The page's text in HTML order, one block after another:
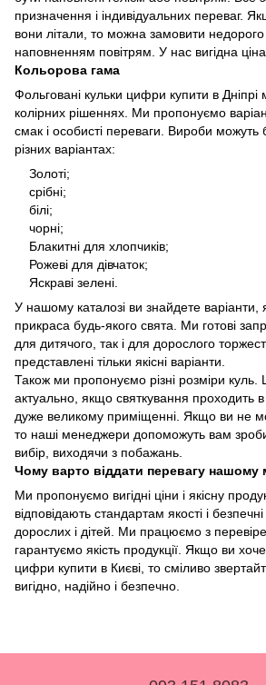
призначення і індивідуальних переваг.
вони літали, то можна замовити недорого
наповненням повітрям. У нас вигідна ціна
Кольорова гама
Фольговані кульки цифри купити в Дніпрі
колірних рішеннях. Ми пропонуємо
смак і особисті переваги. Вироби можуть
різних варіантах:
Золоті;
срібні;
білі;
чорні;
Блакитні для хлопчиків;
Рожеві для дівчаток;
Яскраві зелені.
У нашому каталозі ви знайдете варіанти,
прикраса будь-якого свята. Ми готові
для дитячого, так і для дорослого
представлені тільки якісні варіанти.
Також ми пропонуємо різні розміри куль.
актуально, якщо святкування проходить
дуже великому приміщенні. Якщо ви не
то наші менеджери допоможуть вам
вибір, виходячи з побажань.
Чому варто віддати перевагу нашому
Ми пропонуємо вигідні ціни і якісну
відповідають стандартам якості і
дорослих і дітей. Ми працюємо з
гарантуємо якість продукції. Якщо ви
цифри купити в Києві, то сміливо
вигідно, надійно і безпечно.